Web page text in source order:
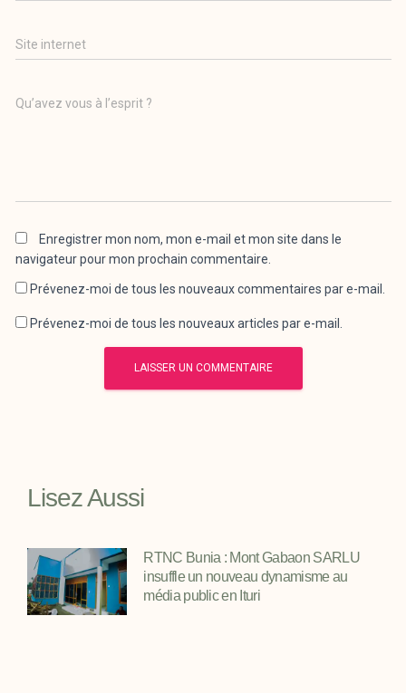
Site internet
Qu’avez vous à l’esprit ?
Enregistrer mon nom, mon e-mail et mon site dans le
navigateur pour mon prochain commentaire.
Prévenez-moi de tous les nouveaux commentaires par e-mail.
Prévenez-moi de tous les nouveaux articles par e-mail.
Lisez Aussi
RTNC Bunia : Mont Gabaon SARLU
insuffle un nouveau dynamisme au
média public en Ituri